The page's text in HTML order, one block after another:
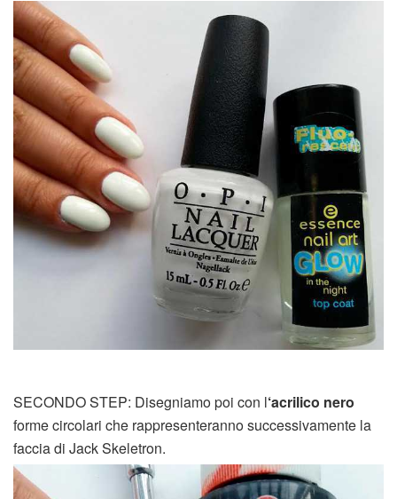
SECONDO STEP: Disegniamo poi con l‘acrilico nero
forme circolari che rappresenteranno successivamente la
faccia di Jack Skeletron.